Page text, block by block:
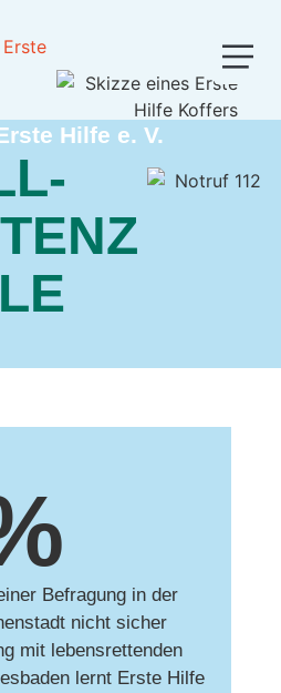
Hilfe e. V.
Befragung in der
nicht sicher
mit lebensrettenden
lernt Erste Hilfe